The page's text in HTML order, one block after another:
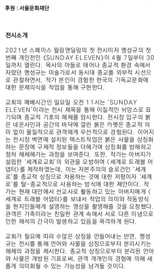
​후원 : 서울문화재단
전시소개
2021년 스페이스 윌링앤딜링의 첫 전시이자 맹성규의 첫
번째 개인전인 《SUNDAY ELEVEN》이 4월 7일부터 30
일까지 열린다. 목사의 아들로 태어나 종교적 환경 속에서
자랐던 맹성규는 미술가로서 동시대 종교를 외부적 시선으
로 관찰하면서, 작가 본인이 경험한 한국의 기독교문화에
대한 문제의식을 작업을 통해 구현한다.
교회의 예배시간인 일요일 오전 11시는 ‘SUNDAY
ELEVEN’이라는 전시 제목을 통해 이질적인 뉘앙스로 표
기되며 종교적 기호의 해체를 암시한다. 전시장 입구의 붉
은 네온사인과 공간의 바닥에 깔린 붉은 카펫은 종교적 의
미 없이 물질적으로 관객에게 우선적으로 경험된다. 이어지
는 전시장 벽면에 설치된 텍스트작업은 붉은 사물을 상징화
하는 문장에 구체적 정보들을 더해가며 상징화를 방해하고
점차 해체해가는 과정을 보여준다. 또한, 작가는 아버지가
설립한 ‘세계로교회’의 외관을 모방하여 <세계로 트래블 어
댑터>를 제작하였는데, 이는 자본주의의 슬로건인 ‘세계
로’를 종교적 상징으로 차용하는 것에 대한 저항이자 ‘세계
로’를 탈-종교적으로 사용하는 방식에 대한 제안이다. 작
가는 현재 대만에서 선교사로 활동하고 있는 아버지에게 <
세계로 트래블 어댑터>를 보내서 작업의 의미와 작동방식
을 현지인들에게 설명하는 영상을 촬영해줄 것을 요청했다.
관객은 가족이라는 친밀한 관계 속에서 서로 다른 이념으로
인한 해석의 간극이 발생하고 있음을 목격하게 된다.
교회가 필요에 따라 수많은 상징을 만들어내는 반면, 맹성
규는 전시를 통해 언어와 사물을 상징으로부터 분리시키는
해체의 과정을 제시한다. 종교적 상징으로부터 분리된 언어
와 사물은 개방된 기표로써, 관객 개개인의 경험에 의해 새
롭게 의미화될 수 있는 가능성을 남겨둘 것이다.